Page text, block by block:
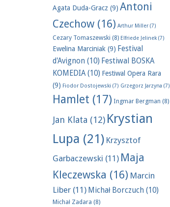
Agata Duda-Gracz (9) Antoni
Czechow (16) Arthur Miller (7)
Cezary Tomaszewski (8) Elfriede Jelinek(7)
Ewelina Marciniak (9) Festival
d'Avignon (10) Festiwal BOSKA
KOMEDIA(10) Festiwal Opera Rara
(9) Fiodor Dostojewski (7) Grzegorz Jarzyna (7)
Hamlet (17) Ingmar Bergman (8)
Jan Klata (12) Krystian
Lupa (21) Krzysztof
Garbaczewski (11) Maja
Kleczewska (16) Marcin
Liber (11) Michał Borczuch (10)
Michał Zadara (8)